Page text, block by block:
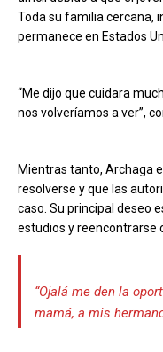
Toda su familia cercana,
permanece en Estados
“Me dijo que cuidara
nos volveríamos a ver”,
Mientras tanto, Archaga
resolverse y que las
caso. Su principal deseo
estudios y reencontrarse
“Ojalá me den la
mamá, a mis